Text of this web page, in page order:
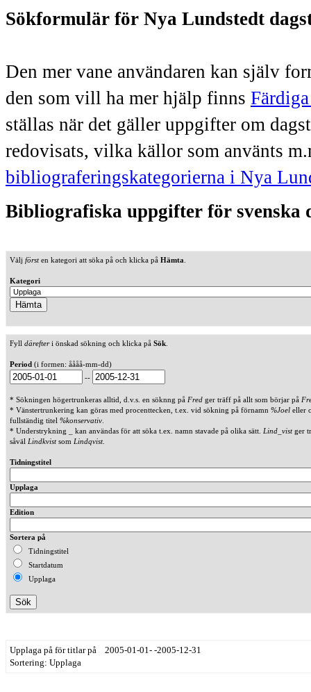
Sökformulär för Nya Lundstedt
Den mer vane användaren kan själv
den som vill ha mer hjälp finns
ställas när det gäller uppgifter om
redovisats, vilka källor som använts
bibliograferingskategorierna i Nya
Bibliografiska uppgifter för svenska
Välj försten kategori att söka på och klicka på Hämta
Kategori
Fyll därefteri önskad sökning och klicka på Sök
Period (i formen: åååå-mm-dd)
--
* Sökningen högertrunkeras alltid, d.v.s. en söknng på Fred ger träff på allt som börjar på
* Vänstertrunkering kan göras med procenttecken, t.ex. vid sökning på förnamn %Joel eller
fullständig titel %konservativ
* Understrykning _ kan användas för att söka t.ex. namn stavade på olika sätt. Lind_vistger
såväl Lindkvistsom Lindqvist.
Tidningstitel
Upplaga
Edition
Sortera på
Tidningstitel
Startdatum
Upplaga
Upplaga på för titlar på 2005-01-01- -2005-12-31
Sortering: Upplaga